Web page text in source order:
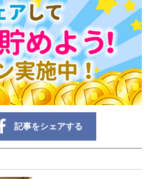
記事をシェアする